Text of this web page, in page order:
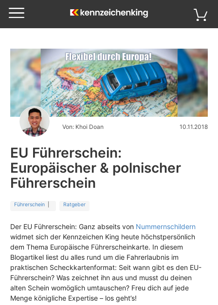
Von: Khoi Doan 10.11.2018
EU Führerschein:
Europäischer & polnischer
Führerschein
Führerschein| Ratgeber
Der EU Führerschein: Ganz abseits von Nummernschildern
widmet sich der Kennzeichen King heute höchstpersönlich
dem Thema Europäische Führerscheinkarte. In diesem
Blogartikel liest du alles rund um die Fahrerlaubnis im
praktischen Scheckkartenformat: Seit wann gibt es den EU-
Führerschein? Was zeichnet ihn aus und musst du deinen
alten Schein womöglich umtauschen? Freu dich auf jede
Menge königliche Expertise – los geht’s!